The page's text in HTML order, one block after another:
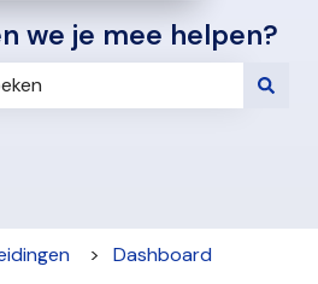
we je mee helpen?
Dashboard